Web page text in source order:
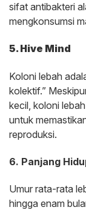
sifat antibakteri
mengkonsumsi
5. Hive Mind
Koloni lebah
kolektif.”
kecil, koloni
untuk
reproduksi.
6. Panjang
Umur rata-rata
hingga enam